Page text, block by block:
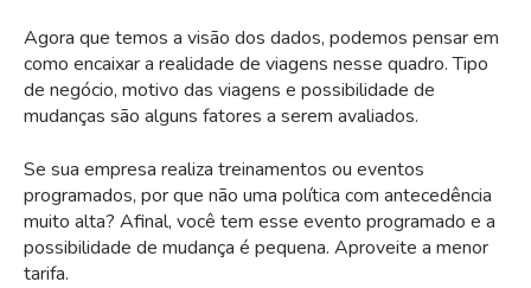
Agora que temos a visão dos dados, podemos pensar em
como encaixar a realidade de viagens nesse quadro. Tipo
de negócio, motivo das viagens e possibilidade de
mudanças são alguns fatores a serem avaliados.
Se sua empresa realiza treinamentos ou eventos
programados, por que não uma política com antecedência
muito alta? Afinal, você tem esse evento programado e a
possibilidade de mudança é pequena. Aproveite a menor
tarifa.